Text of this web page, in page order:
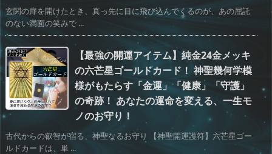
玄関の扉を開けたとき、真っ先に目に飛び込んでくるのが、あの屈託
のない満面の笑みで ...
【最強の開運アイテム】純金24金メッキ
の六芒星ゴールドカード！ 神聖幾何学模
様がもたらす「金運」「健康」「守護」
の奇跡！ あなたの運命を変える、一生モ
ノのお守り！
古代からの叡智が宿る、神聖なるお守り 【神聖開運護符】六芒星ゴー
ルドカードは、単 ...